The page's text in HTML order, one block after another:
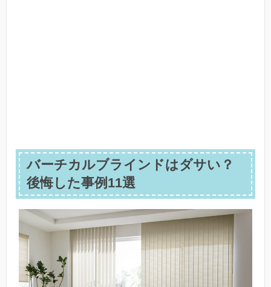
バーチカルブラインドはダサい？
後悔した事例11選